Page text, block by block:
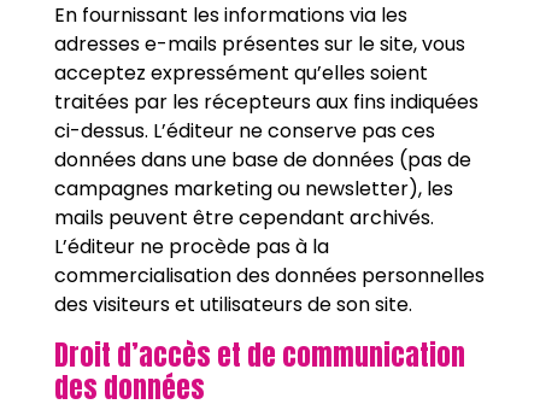
En fournissant les informations via les
adresses e-mails présentes sur le site, vous
acceptez expressément qu’elles soient
traitées par les récepteurs aux fins indiquées
ci-dessus. L’éditeur ne conserve pas ces
données dans une base de données (pas de
campagnes marketing ou newsletter), les
mails peuvent être cependant archivés.
L’éditeur ne procède pas à la
commercialisation des données personnelles
des visiteurs et utilisateurs de son site.
Droit d’accès et de communication
des données